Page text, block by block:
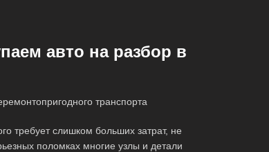
авто на разбор в
транспорта
требует слишком больших затрат, не
поломках многие узлы и детали